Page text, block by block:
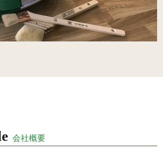
会社概要